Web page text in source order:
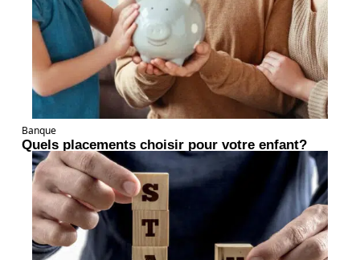
Banque
Quels placements choisir pour votre enfant?